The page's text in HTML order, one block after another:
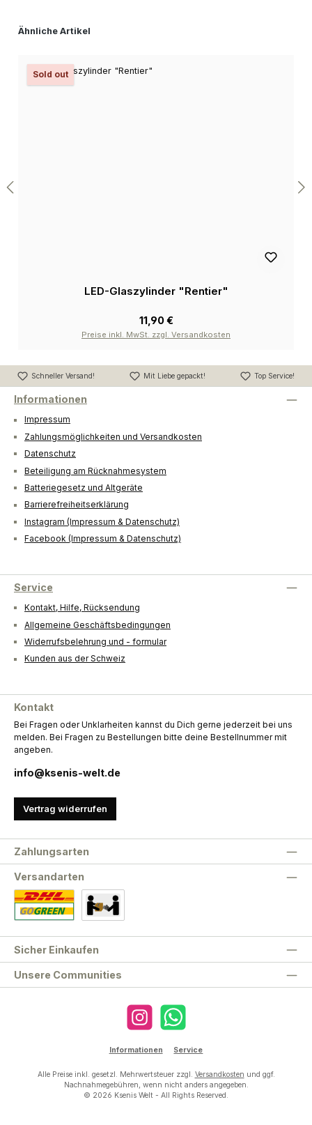
Produktgalerie überspringen
Ähnliche Artikel
Sold out
LED-Glaszylinder "Rentier"
11,90 €
Preise inkl. MwSt. zzgl. Versandkosten
Schneller Versand! Mit Liebe gepackt! Top Service!
Informationen
Impressum
Zahlungsmöglichkeiten und Versandkosten
Datenschutz
Beteiligung am Rücknahmesystem
Batteriegesetz und Altgeräte
Barrierefreiheitserklärung
Instagram (Impressum & Datenschutz)
Facebook (Impressum & Datenschutz)
Service
Kontakt, Hilfe, Rücksendung
Allgemeine Geschäftsbedingungen
Widerrufsbelehrung und - formular
Kunden aus der Schweiz
Kontakt
Bei Fragen oder Unklarheiten kannst du Dich gerne jederzeit bei uns
melden. Bei Fragen zu Bestellungen bitte deine Bestellnummer mit
angeben.
info@ksenis-welt.de
Vertrag widerrufen
Unsere Communities
Zahlungsarten
Versandarten
Sicher Einkaufen
Instagram WhatsApp
Informationen Service
Alle Preise inkl. gesetzl. Mehrwertsteuer zzgl. Versandkosten und ggf.
Nachnahmegebühren, wenn nicht anders angegeben.
© 2026 Ksenis Welt - All Rights Reserved.